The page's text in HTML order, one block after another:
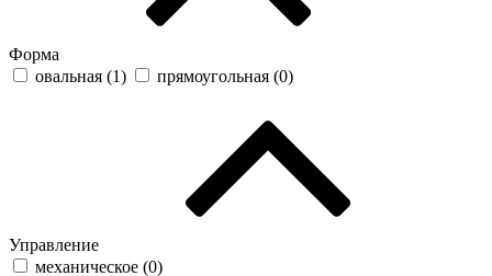
Форма
овальная (1) прямоугольная (0)
Управление
механическое (0)